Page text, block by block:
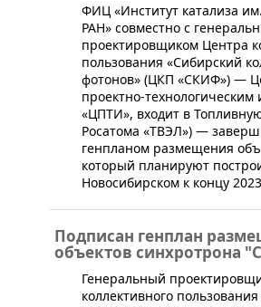
​ФИЦ «Институт катализа
РАН» совместно с
проектировщиком Центра
пользования «Сибирский
фотонов» (ЦКП «СКИФ») —
проектно-технологическим
«ЦПТИ», входит в
Росатома «ТВЭЛ») —
генпланом размещения
который планируют
Новосибирском к концу
Подписан генплан
объектов синхротрона
Генеральный
коллективного